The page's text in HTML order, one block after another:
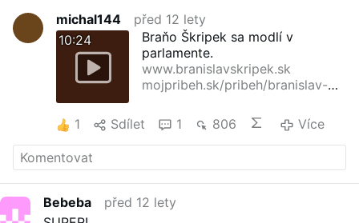
michal144
před 12 lety
10:24
Braňo Škripek sa modlí v
parlamente.
www.branislavskripek.sk
mojpribeh.sk/pribeh/branislav-
1
Sdílet 1 806 Více
Bebeba
před 12 lety